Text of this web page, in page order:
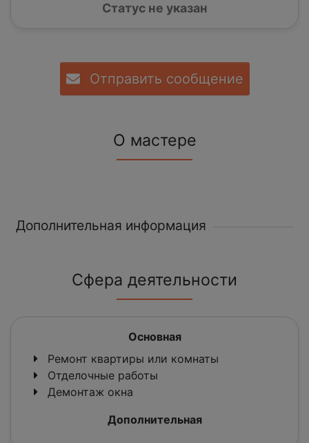
Статус не указан
Отправить сообщение
О мастере
Дополнительная информация
Сфера деятельности
Основная
Ремонт квартиры или комнаты
Отделочные работы
Демонтаж окна
Дополнительная